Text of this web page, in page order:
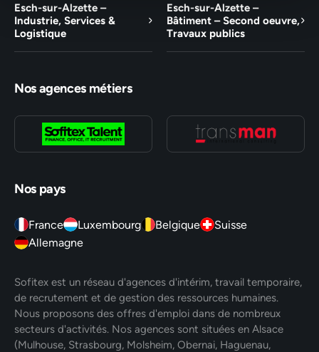
Esch-sur-Alzette –
Industrie, Services &
Logistique
Esch-sur-Alzette –
Bâtiment – Second oeuvre,
Travaux publics
Nos agences métiers
Nos pays
France Luxembourg Belgique
Suisse
Allemagne
Sofitex est un réseau d'agences d'intérim, travail temporaire,
de recrutement et de gestion des ressources humaines.
Nous proposons des offres d'emploi dans de nombreux
secteurs d'activités. Nos agences sont situées en Alsace
(Mulhouse, Strasbourg, Molsheim, Obernai, Haguenau,